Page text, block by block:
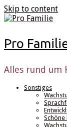
Skip to content
Pro
Alles rund um
Sonstiges
Schöne